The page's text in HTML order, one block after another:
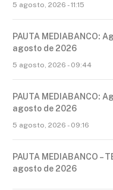
5 agosto, 2026 - 11:15
PAUTA MEDIABANCO:
agosto de 2026
5 agosto, 2026 - 09:44
PAUTA MEDIABANCO:
agosto de 2026
5 agosto, 2026 - 09:16
PAUTA MEDIABANCO –
agosto de 2026